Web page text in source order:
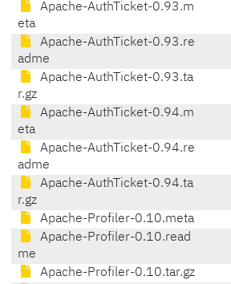
Apache-AuthTicket-0.93.m
eta
Apache-AuthTicket-0.93.re
adme
Apache-AuthTicket-0.93.ta
r.gz
Apache-AuthTicket-0.94.m
eta
Apache-AuthTicket-0.94.re
adme
Apache-AuthTicket-0.94.ta
r.gz
Apache-Profiler-0.10.meta
Apache-Profiler-0.10.read
me
Apache-Profiler-0.10.tar.gz